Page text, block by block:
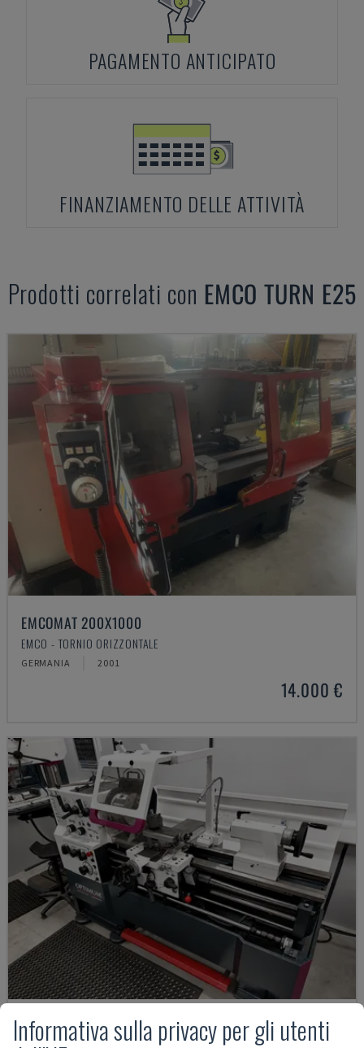
PAGAMENTO ANTICIPATO
FINANZIAMENTO DELLE ATTIVITÀ
Prodotti correlati con EMCO TURN E25
EMCOMAT 200X1000
EMCO - TORNIO ORIZZONTALE
GERMANIA 2001
14.000 €
TH 4610
Informativa sulla privacy per gli utenti